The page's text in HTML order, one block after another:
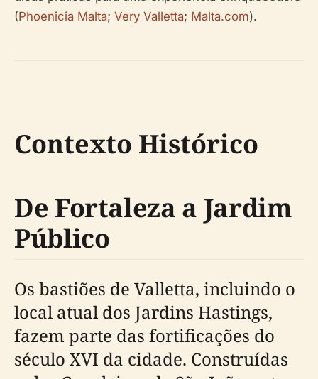
(Phoenicia Malta; Very Valletta; Malta.com).
Contexto Histórico
De Fortaleza a Jardim
Público
Os bastiões de Valletta, incluindo o
local atual dos Jardins Hastings,
fazem parte das fortificações do
século XVI da cidade. Construídas